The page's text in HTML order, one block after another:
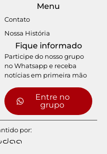
Menu
Contato
Nossa História
Fique informado
Participe do nosso grupo
no Whatsapp e receba
notícias em primeira mão
Entre no
grupo
por: